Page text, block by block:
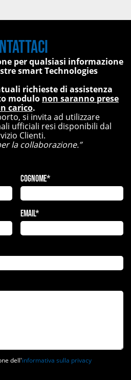
per qualsiasi informazione
smart Technologies
richieste di assistenza
modulo non saranno prese
carico.
si invita ad utilizzare
ufficiali resi disponibili dal
Clienti.
la collaborazione.”
Cognome*
Email*
dell'informativa sulla privacy